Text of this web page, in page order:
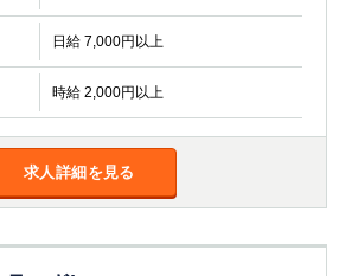
日給 7,000円以上
時給 2,000円以上
求人詳細を見る